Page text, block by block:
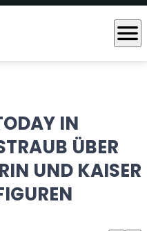
menu
IN
ÜBER
UND KAISER